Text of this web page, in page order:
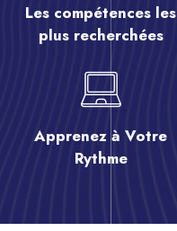
Les compétences les
plus recherchées
Apprenez à Votre
Rythme